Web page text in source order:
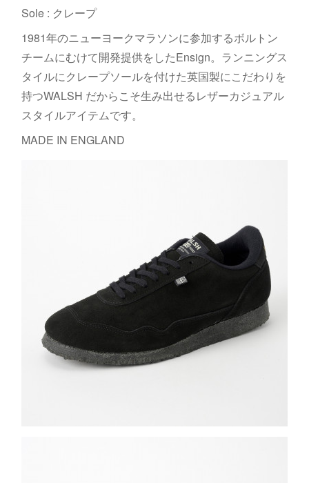
Sole : クレープ
1981年のニューヨークマラソンに参加するボルトン
チームにむけて開発提供をしたEnsign。ランニングス
タイルにクレープソールを付けた英国製にこだわりを
持つWALSH だからこそ生み出せるレザーカジュアル
スタイルアイテムです。
MADE IN ENGLAND